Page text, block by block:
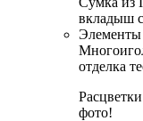
вкладыш
Элементы
отделка
фото!